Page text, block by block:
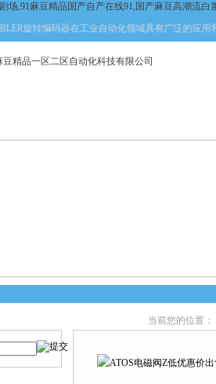
场,91麻豆精品国产自产在线91,国产麻豆高潮流白
旋转编码器在工业自动化领域具有广泛的应用和显
豆精品一区二区
当前您的位置：